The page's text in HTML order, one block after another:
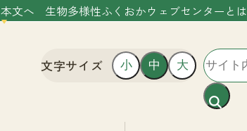
本文へ 生物多様性ふくおかウェブセンターとは
文字サイズ 小 中 大